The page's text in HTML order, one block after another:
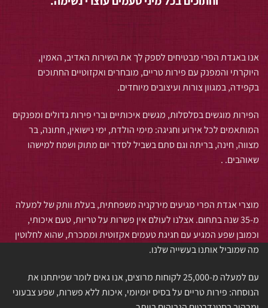
אנו באגדת הפרי מבטיחים לספק לך את השירות האדיב, האמין,
היוקרתי והמפנק עם פירות טריים, מובחרים ואקזוטיים החתוכים
בקפידה, במגוון צורות ועיצובים מיוחדים.
הפירות מוגשים בסלסלות, מגשים איכותיים וברי פירות גדולים ומפנקים
המותאמים לכל אירוע וחגיגה: מימי הולדת, ימי נישואין, חתונה, בר
מצווה, חינה, בריתה וגם סתם בשביל לסדר יום מתוק ושמח למישהו
שאוהבים. .
מוצרי אגדת הפרי מגיעים מירקניה משפחתית, בעלת וותק של למעלה
מ-35 שנה בתחום. אצלנו לעולם אין פשרות על טריות, טעם איכותי,
וכמובן שפע המגיע עם חגיגת טעמים אקזוטית וממכרת, שהוא לחלוטין
מה שמוביל אותנו בעשייה שלנו.
עם למעלה מ-25,000 לקוחות מרוצים, אנו גאים לומר שפיתחנו את
הנוסחה: פירות טריים על בסיס יומיומי, איכות ללא פשרות, שפע צבעוני